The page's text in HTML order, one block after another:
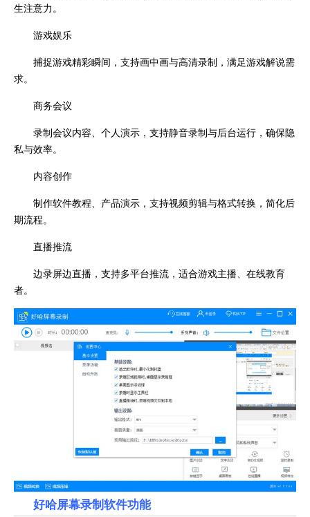
生注意力。
游戏娱乐
捕捉游戏精彩瞬间，支持画中画与高清录制，满足游戏解说需
求。
商务会议
录制会议内容、个人演示，支持静音录制与后台运行，确保隐
私与效率。
内容创作
制作软件教程、产品演示，支持视频剪辑与格式转换，简化后
期流程。
直播推流
边录屏边直播，支持多平台推流，适合游戏主播、在线教育
者。
好哈屏幕录制软件功能